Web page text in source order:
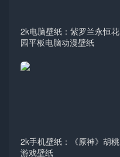
2k电脑壁纸：紫罗兰永恒花
园平板电脑动漫壁纸
2k手机壁纸：《原神》胡桃
游戏壁纸